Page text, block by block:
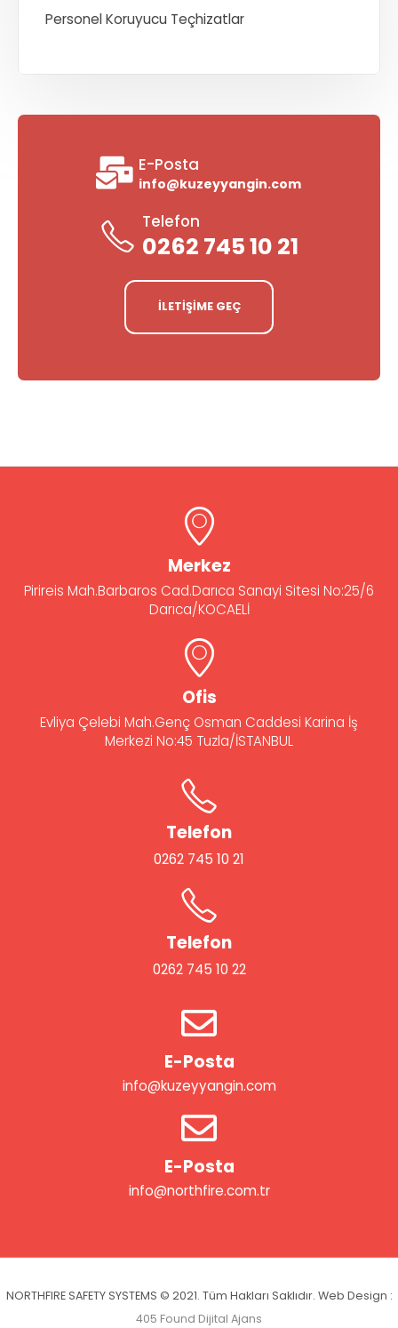
Personel Koruyucu Teçhizatlar
E-Posta
info@kuzeyyangin.com
Telefon
0262 745 10 21
İLETİŞİME GEÇ
Merkez
Pirireis Mah.Barbaros Cad.Darıca Sanayi Sitesi No:25/6
Darıca/KOCAELİ
Ofis
Evliya Çelebi Mah.Genç Osman Caddesi Karina İş
Merkezi No:45 Tuzla/İSTANBUL
Telefon
0262 745 10 21
Telefon
0262 745 10 22
E-Posta
info@kuzeyyangin.com
E-Posta
info@northfire.com.tr
NORTHFIRE SAFETY SYSTEMS © 2021. Tüm Hakları Saklıdır. Web Design :
405 Found Dijital Ajans